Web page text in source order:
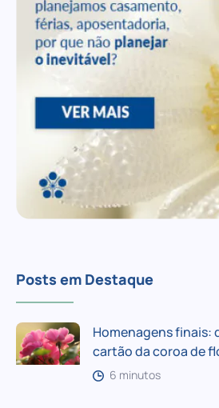
Posts em Destaque
Homenagens finais:
cartão da coroa de
6 minutos